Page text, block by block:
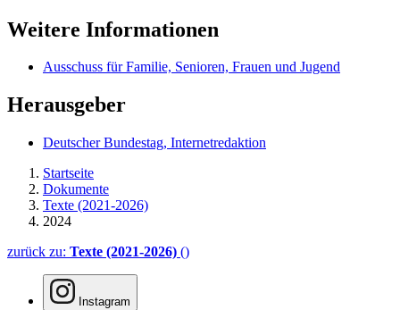
Weitere Informationen
Ausschuss für Familie, Senioren, Frauen und Jugend
Herausgeber
Deutscher Bundestag, Internetredaktion
Startseite
Dokumente
Texte (2021-2026)
2024
zurück zu: Texte (2021-2026) ()
Instagram